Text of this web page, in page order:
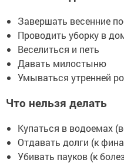
Завершать весенние
Проводить уборку в
Веселиться и петь
Давать милостыню
Умываться утренней
Что нельзя делать
Купаться в водоемах
Отдавать долги (к
Убивать пауков (к